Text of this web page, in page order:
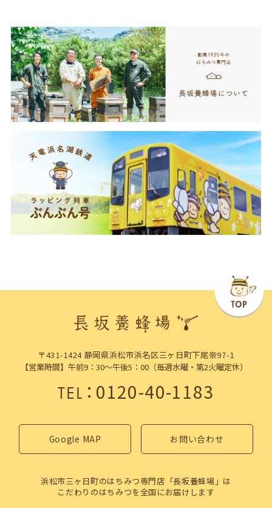
〒431-1424 静岡県浜松市浜名区三ヶ日町下尾奈97-1
【営業時間】午前9：30～午後5：00（毎週水曜・第2火曜定休）
TEL：0120-40-1183
Google MAP お問い合わせ
浜松市三ヶ日町のはちみつ専門店「長坂養蜂場」は
こだわりのはちみつを全国にお届けします